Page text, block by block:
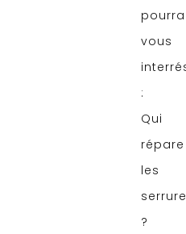
vous
:
Qui
répare
les
?